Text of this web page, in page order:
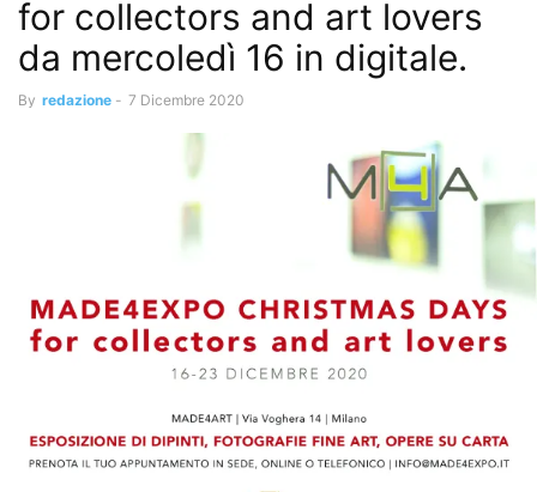
for collectors and art lovers
da mercoledì 16 in digitale.
By redazione - 7 Dicembre 2020